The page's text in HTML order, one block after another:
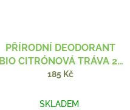
PŘÍRODNÍ DEODORANT
BIO CITRÓNOVÁ TRÁVA 25
ML
185 Kč
SKLADEM